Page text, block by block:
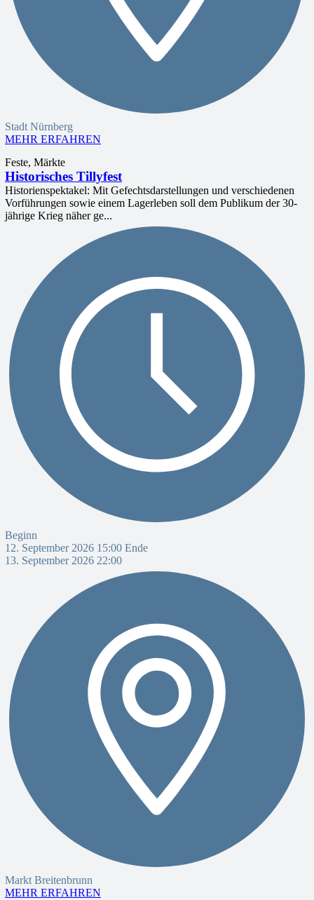
Stadt Nürnberg
MEHR ERFAHREN
Feste, Märkte
Historisches Tillyfest
Historienspektakel: Mit Gefechtsdarstellungen und verschiedenen
Vorführungen sowie einem Lagerleben soll dem Publikum der 30-
jährige Krieg näher ge...
Beginn
12. September 2026 15:00 Ende
13. September 2026 22:00
Markt Breitenbrunn
MEHR ERFAHREN